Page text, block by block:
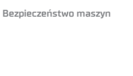
Bezpieczeństwo maszyn